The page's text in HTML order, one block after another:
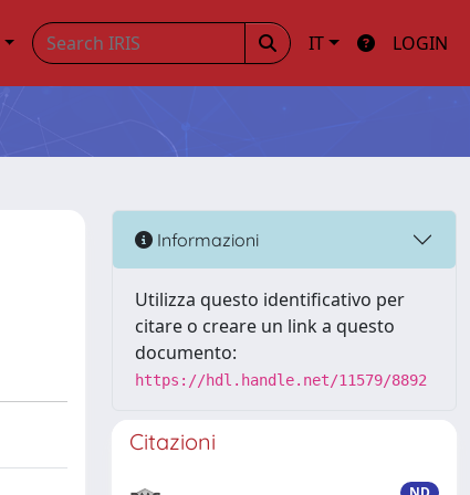
IT LOGIN
Informazioni
Utilizza questo identificativo per
citare o creare un link a questo
documento:
https://hdl.handle.net/11579/8892
Citazioni